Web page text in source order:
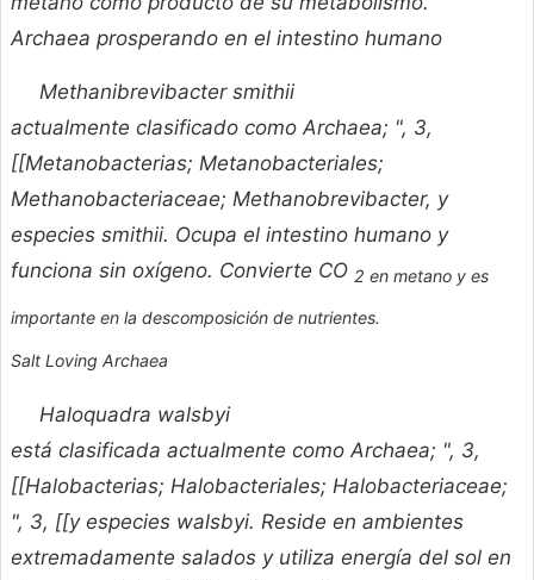
Archaea prosperando en el intestino humano
Methanibrevibacter smithii
actualmente clasificado como Archaea; ", 3,
[[Metanobacterias; Metanobacteriales;
Methanobacteriaceae; Methanobrevibacter, y
especies smithii. Ocupa el intestino humano y
funciona sin oxígeno. Convierte CO 2 en metano y es
importante en la descomposición de nutrientes.
Salt Loving Archaea
Haloquadra walsbyi
está clasificada actualmente como Archaea; ", 3,
[[Halobacterias; Halobacteriales; Halobacteriaceae;
", 3, [[y especies walsbyi. Reside en ambientes
extremadamente salados y utiliza energía del sol en